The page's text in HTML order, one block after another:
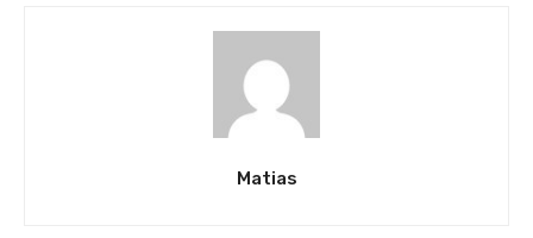
Matias